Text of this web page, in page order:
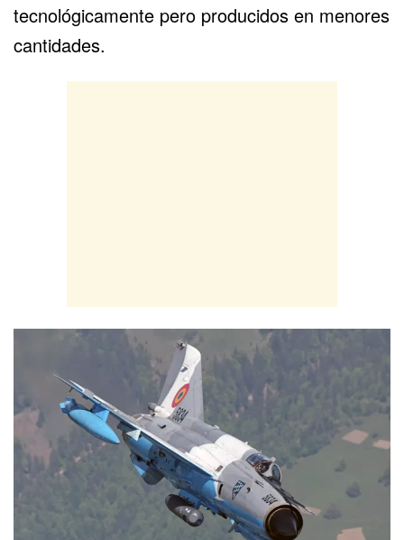
tecnológicamente pero producidos en menores
cantidades.